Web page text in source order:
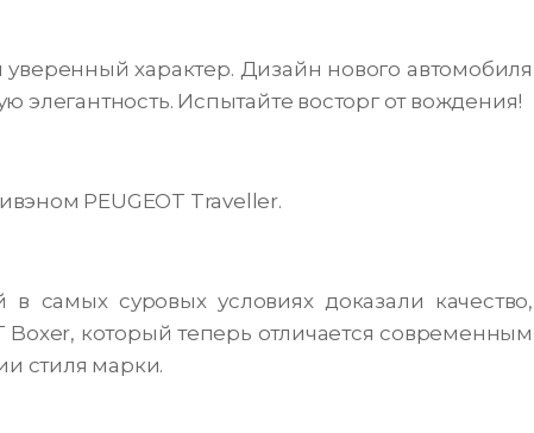
характер. Дизайн нового автомобиля
элегантность. Испытайте восторг от вождения!
PEUGEOT Traveller.
самых суровых условиях доказали качество,
Boxer, который теперь отличается современным
стиля марки.